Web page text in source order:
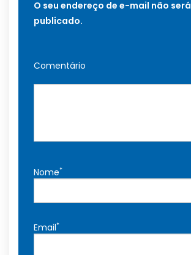
O seu endereço de e-mail não será
publicado.
Comentário
Nome*
Email*